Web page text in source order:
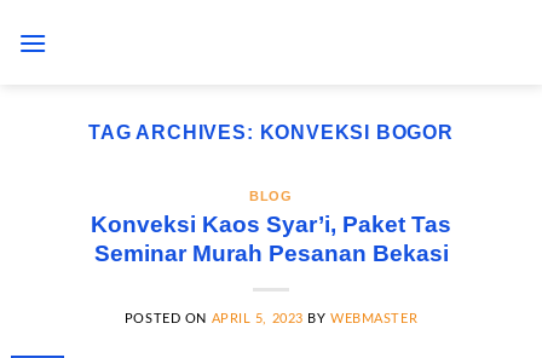
TAG ARCHIVES: KONVEKSI BOGOR
BLOG
Konveksi Kaos Syar’i, Paket Tas
Seminar Murah Pesanan Bekasi
POSTED ON APRIL 5, 2023 BYWEBMASTER